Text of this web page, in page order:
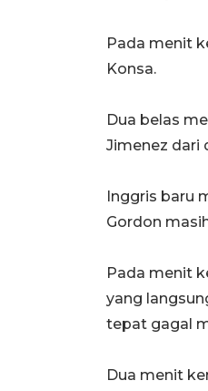
Pada menit
Konsa.
Dua belas
Jimenez dari
Inggris baru
Gordon
Pada menit
yang
tepat gagal
Dua menit